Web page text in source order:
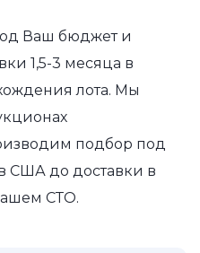
Ваш бюджет и
1,5-3 месяца в
лота. Мы
подбор под
США до доставки в
СТО.